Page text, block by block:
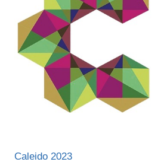
Caleido 2023